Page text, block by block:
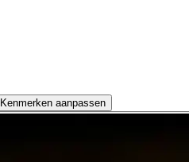
Kenmerken aanpassen